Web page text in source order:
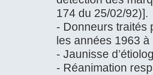
174 du 25/02/92)].
- Donneurs traités
les années 1963 à
- Jaunisse
- Réanimation